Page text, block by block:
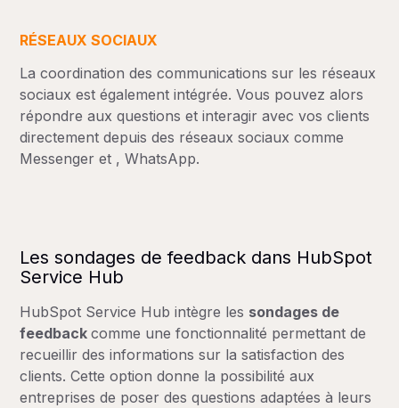
RÉSEAUX SOCIAUX
La coordination des communications sur les réseaux
sociaux est également intégrée. Vous pouvez alors
répondre aux questions et interagir avec vos clients
directement depuis des réseaux sociaux comme
Messenger et , WhatsApp.
Les sondages de feedback dans HubSpot
Service Hub
HubSpot Service Hub intègre les sondages de
feedbackcomme une fonctionnalité permettant de
recueillir des informations sur la satisfaction des
clients. Cette option donne la possibilité aux
entreprises de poser des questions adaptées à leurs